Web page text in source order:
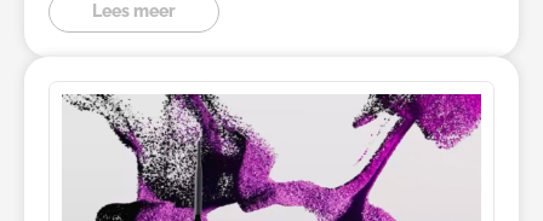
Lees meer